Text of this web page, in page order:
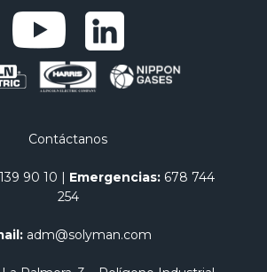
Contáctanos
90 10 | Emergencias: 678 744
254
adm@solyman.com